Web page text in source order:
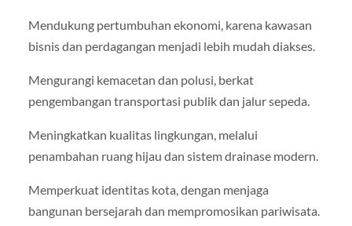
Mendukung pertumbuhan ekonomi, karena kawasan
bisnis dan perdagangan menjadi lebih mudah diakses.
Mengurangi kemacetan dan polusi, berkat
pengembangan transportasi publik dan jalur sepeda.
Meningkatkan kualitas lingkungan, melalui
penambahan ruang hijau dan sistem drainase modern.
Memperkuat identitas kota, dengan menjaga
bangunan bersejarah dan mempromosikan pariwisata.